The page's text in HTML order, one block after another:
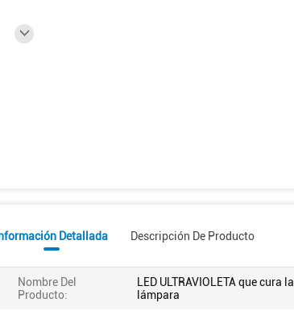
Detallada Descripción De Producto
Nombre Del
Producto:
LED ULTRAVIOLETA que cura la
lámpara